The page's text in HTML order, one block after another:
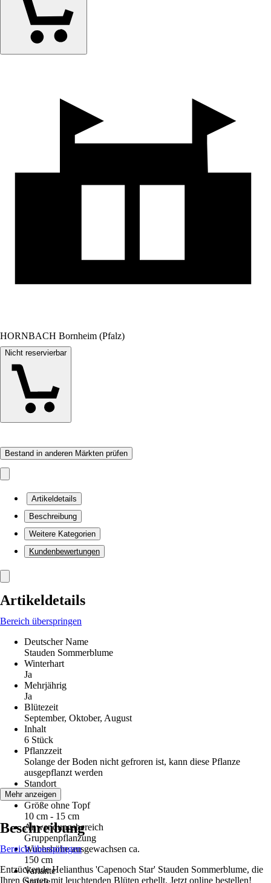
HORNBACH Bornheim (Pfalz)
Nicht reservierbar
Bestand in anderen Märkten prüfen
Artikeldetails
Beschreibung
Weitere Kategorien
Kundenbewertungen
Artikeldetails
Bereich überspringen
Deutscher Name
Stauden Sommerblume
Winterhart
Ja
Mehrjährig
Ja
Blütezeit
September, Oktober, August
Inhalt
6 Stück
Pflanzzeit
Solange der Boden nicht gefroren ist, kann diese Pflanze
ausgepflanzt werden
Standort
Sonne
Größe ohne Topf
10 cm - 15 cm
Anwendungsbereich
Gruppenpflanzung
Wuchshöhe ausgewachsen ca.
150 cm
Variante
Mehr anzeigen
Beschreibung
Bereich überspringen
Entzückende Helianthus 'Capenoch Star' Stauden Sommerblume, die
Ihren Garten mit leuchtenden Blüten erhellt. Jetzt online bestellen!